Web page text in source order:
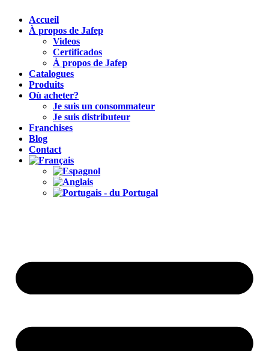
Accueil
À propos de Jafep
Videos
Certificados
À propos de Jafep
Catalogues
Produits
Où acheter?
Je suis un consommateur
Je suis distributeur
Franchises
Blog
Contact